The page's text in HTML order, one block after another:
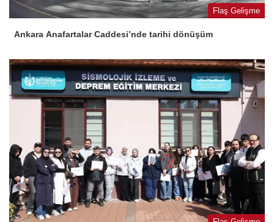
Flaş Gelişme
Ankara Anafartalar Caddesi’nde tarihi dönüşüm